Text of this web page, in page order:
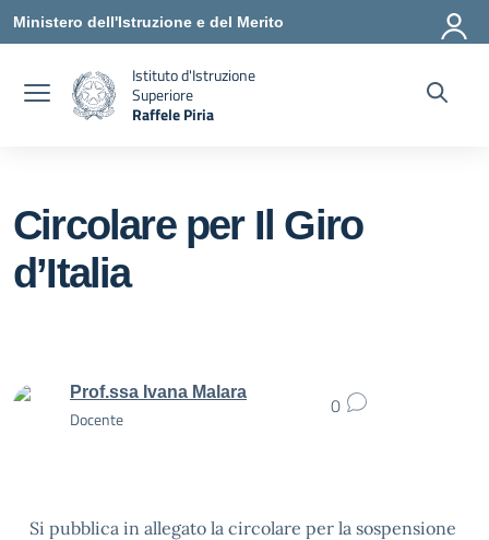
Vai ai contenuti
Vai al menu di navigazione
Vai al footer
Ministero dell'Istruzione e del Merito
Istituto d'Istruzione
Superiore
Raffele Piria
Circolare per Il Giro
d’Italia
Prof.ssa Ivana Malara
Docente
0
Si pubblica in allegato la circolare per la sospensione